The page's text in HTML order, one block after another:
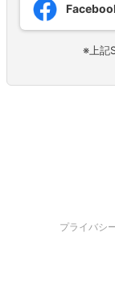
※上記
プライバシ